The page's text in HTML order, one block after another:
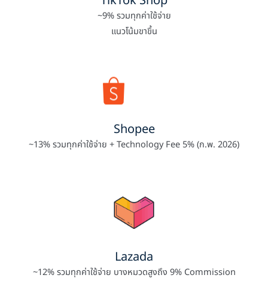
~9% รวมทุกค่าใช้จ่าย
แนวโน้มขาขึ้น
Shopee
~13% รวมทุกค่าใช้จ่าย + Technology Fee 5% (ก.พ. 2026)
Lazada
~12% รวมทุกค่าใช้จ่าย บางหมวดสูงถึง 9% Commission